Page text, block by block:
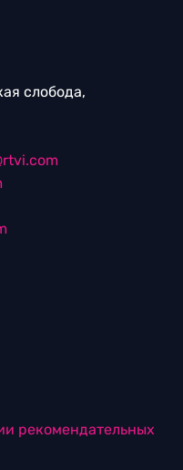
слобода,
рекомендательных